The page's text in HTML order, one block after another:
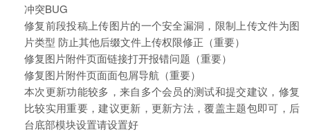
冲突BUG
修复前段投稿上传图片的一个安全漏洞，限制上传文件为图
片类型 防止其他后缀文件上传权限修正（重要）
修复图片附件页面链接打开报错问题（重要）
修复图片附件页面面包屑导航（重要）
本次更新功能较多，来自多个会员的测试和提交建议，修复
比较实用重要，建议更新，更新方法，覆盖主题包即可，后
台底部模块设置请设置好